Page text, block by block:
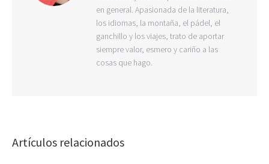
en general. Apasionada de la literatura,
los idiomas, la montaña, el pádel, el
ganchillo y los viajes, trato de aportar
siempre valor, esmero y cariño a las
cosas que hago.
Artículos relacionados